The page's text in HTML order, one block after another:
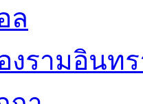
ล
งรามอินท